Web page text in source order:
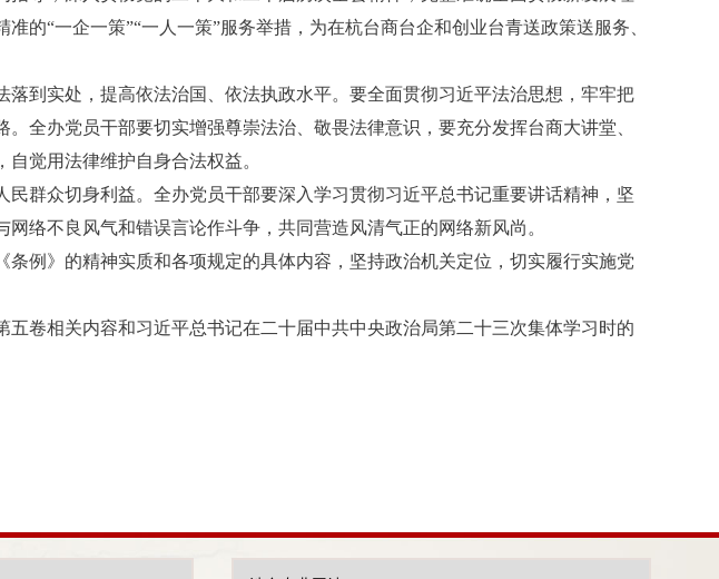
的“一企一策”“一人一策”服务举措，为在杭台商台企和创业台青送政策送服务、
到实处，提高依法治国、依法执政水平。要全面贯彻习近平法治思想，牢牢把
全办党员干部要切实增强尊崇法治、敬畏法律意识，要充分发挥台商大讲堂、
觉用法律维护自身合法权益。
群众切身利益。全办党员干部要深入学习贯彻习近平总书记重要讲话精神，坚
络不良风气和错误言论作斗争，共同营造风清气正的网络新风尚。
例》的精神实质和各项规定的具体内容，坚持政治机关定位，切实履行实施党
卷相关内容和习近平总书记在二十届中共中央政治局第二十三次集体学习时的